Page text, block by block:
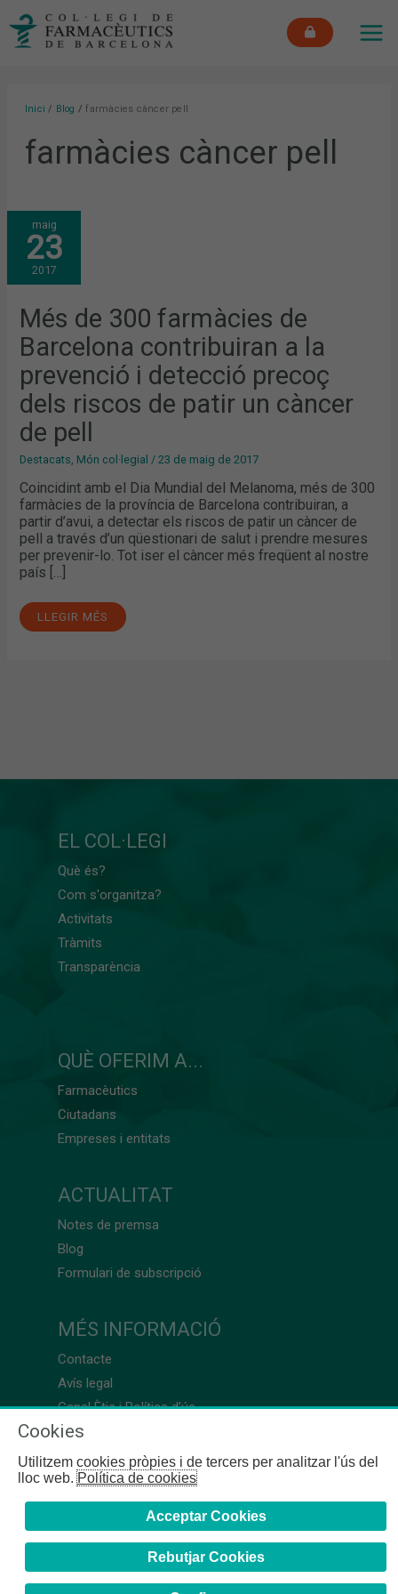
Inici Blog farmàcies càncer pell
farmàcies càncer pell
maig
23
2017
Més de 300 farmàcies de
Barcelona contribuiran a la
prevenció i detecció precoç
dels riscos de patir un càncer
de pell
Destacats Món col·legial /23 de maig de 2017
Coincidint amb el Dia Mundial del Melanoma, més de 300
farmàcies de la província de Barcelona contribuiran, a
partir d’avui, a detectar els riscos de patir un càncer de
pell a través d’un qüestionari de salut i prendre mesures
per prevenir-lo. Tot iser el càncer més freqüent al nostre
país […]
MÉS
DE
300
FARMÀCIES
DE
BARCELONA
CONTRIBUIRAN
LA
PREVENCIÓ
I
DETECCIÓ
PRECOÇ
RISCOS
DE
PATIR
UN
CÀNCER
DE
PELL
LLEGIR MÉS
EL COL·LEGI
Què és?
Com s'organitza?
Activitats
Tràmits
Transparència
QUÈ OFERIM A...
Farmacèutics
Ciutadans
Empreses i entitats
ACTUALITAT
Notes de premsa
Blog
Formulari de subscripció
MÉS INFORMACIÓ
Contacte
Avís legal
Canal Ètic i Política d’ús
Cookies
Utilitzem cookies pròpies i de tercers per analitzar l'ús del
lloc web.Política de cookies
Acceptar Cookies
Rebutjar Cookies